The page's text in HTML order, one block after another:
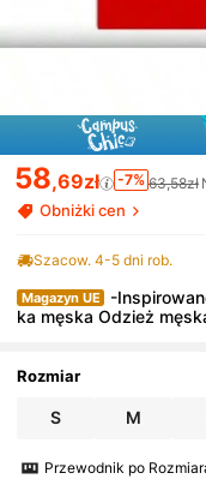
58,69zł -7% 63,58zł
Obniżki cen
Szacow. 4-5 dni rob.
Magazyn UE
-
ka męska Odzież
Rozmiar
S M
Przewodnik po